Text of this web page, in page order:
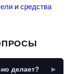
и средства
делает?